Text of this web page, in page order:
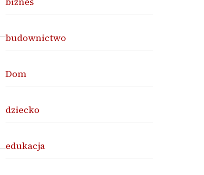
budownictwo
Dom
dziecko
edukacja